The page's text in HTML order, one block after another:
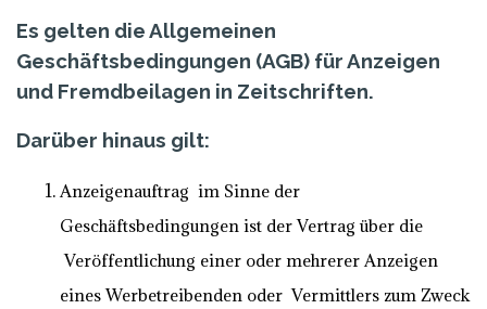
Es gelten die Allgemeinen
Geschäftsbedingungen (AGB) für Anzeigen
und Fremdbeilagen in Zeitschriften.
Darüber hinaus gilt:
Anzeigenauftrag im Sinne der
Geschäftsbedingungen ist der Vertrag über die
Veröffentlichung einer oder mehrerer Anzeigen
eines Werbetreibenden oder Vermittlers zum Zweck